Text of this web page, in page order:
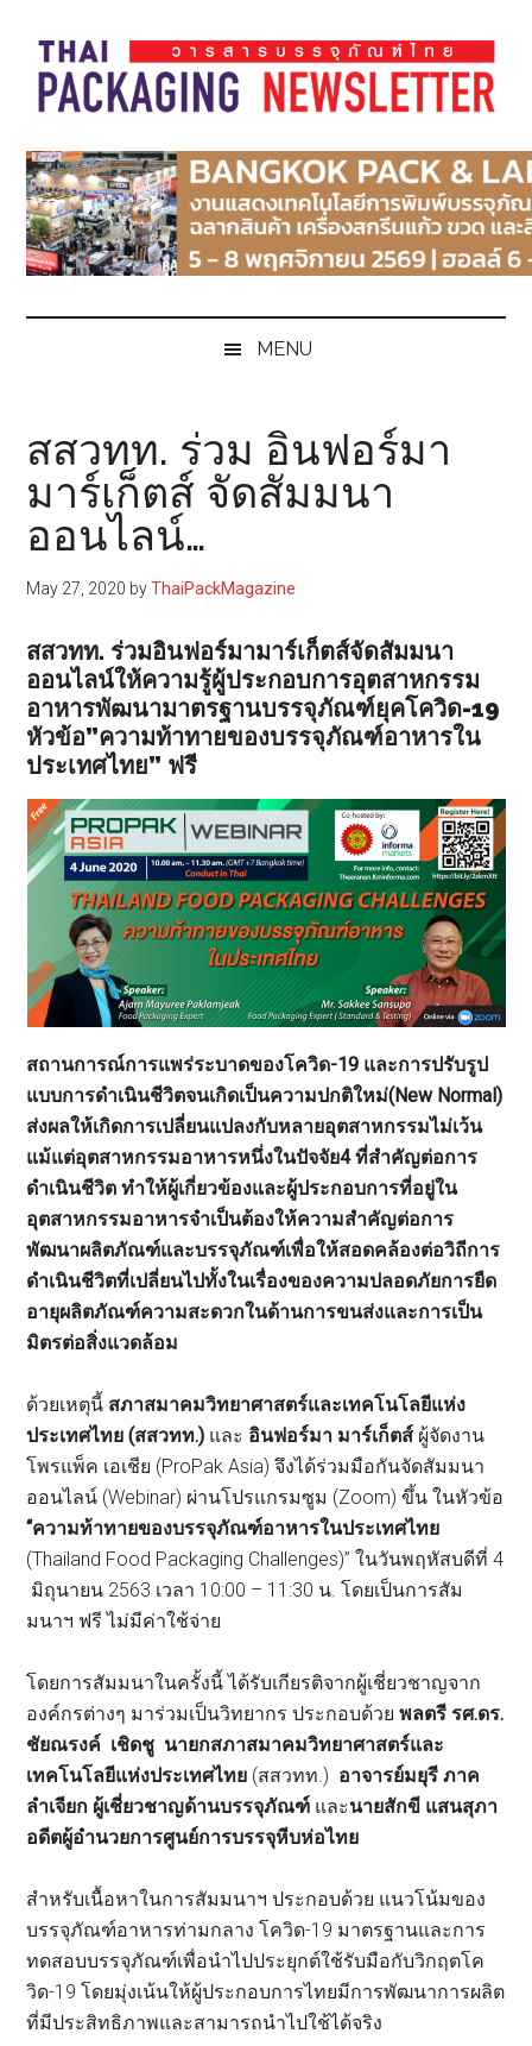
main
content
secondary
menu
primary
sidebar
footer
Thai
Pack
Magazine
Pack
Magazine
MENU
สสวทท. ร่วม อินฟอร์มา
มาร์เก็ตส์ จัดสัมมนา
ออนไลน์…
May 27, 2020 byThaiPackMagazine
สสวทท. ร่วมอินฟอร์มามาร์เก็ตส์จัดสัมมนา
ออนไลน์ให้ความรู้ผู้ประกอบการอุตสาหกรรม
อาหารพัฒนามาตรฐานบรรจุภัณฑ์ยุคโควิด-19
หัวข้อ”ความท้าทายของบรรจุภัณฑ์อาหารใน
ประเทศไทย” ฟรี
สถานการณ์การแพร่ระบาดของโควิด-19 และการปรับรูป
แบบการดำเนินชีวิตจนเกิดเป็นความปกติใหม่(New Normal)
ส่งผลให้เกิดการเปลี่ยนแปลงกับหลายอุตสาหกรรมไม่เว้น
แม้แต่อุตสาหกรรมอาหารหนึ่งในปัจจัย4ที่สำคัญต่อการ
ดำเนินชีวิต ทำให้ผู้เกี่ยวข้องและผู้ประกอบการที่อยู่ใน
อุตสาหกรรมอาหารจำเป็นต้องให้ความสำคัญต่อการ
พัฒนาผลิตภัณฑ์และบรรจุภัณฑ์เพื่อให้สอดคล้องต่อวิถีการ
ดำเนินชีวิตที่เปลี่ยนไปทั้งในเรื่องของความปลอดภัยการยืด
อายุผลิตภัณฑ์ความสะดวกในด้านการขนส่งและการเป็น
มิตรต่อสิ่งแวดล้อม
ด้วยเหตุนี้ สภาสมาคมวิทยาศาสตร์และเทคโนโลยีแห่ง
ประเทศไทย(สสวทท.) และ อินฟอร์มา มาร์เก็ตส์ ผู้จัดงาน
โพรแพ็ค เอเชีย (ProPak Asia) จึงได้ร่วมมือกันจัดสัมมนา
ออนไลน์ (Webinar) ผ่านโปรแกรมซูม (Zoom) ขึ้น ในหัวข้อ
“ความท้าทายของบรรจุภัณฑ์อาหารในประเทศไทย
(Thailand Food Packaging Challenges)” ในวันพฤหัสบดีที่ 4
มิถุนายน 2563 เวลา 10:00 – 11:30 น. โดยเป็นการสัม
มนาฯ ฟรี ไม่มีค่าใช้จ่าย
โดยการสัมมนาในครั้งนี้ ได้รับเกียรติจากผู้เชี่ยวชาญจาก
องค์กรต่างๆ มาร่วมเป็นวิทยากร ประกอบด้วยพลตรี รศ.ดร.
ชัยณรงค์ เชิดชู นายกสภาสมาคมวิทยาศาสตร์และ
เทคโนโลยีแห่งประเทศไทย (สสวทท.) อาจารย์มยุรี ภาค
ลำเจียก ผู้เชี่ยวชาญด้านบรรจุภัณฑ์ และนายสักขี แสนสุภา
อดีตผู้อำนวยการศูนย์การบรรจุหีบห่อไทย
สำหรับเนื้อหาในการสัมมนาฯ ประกอบด้วย แนวโน้มของ
บรรจุภัณฑ์อาหารท่ามกลาง โควิด-19 มาตรฐานและการ
ทดสอบบรรจุภัณฑ์เพื่อนำไปประยุกต์ใช้รับมือกับวิกฤตโค
วิด-19 โดยมุ่งเน้นให้ผู้ประกอบการไทยมีการพัฒนาการผลิต
ที่มีประสิทธิภาพและสามารถนำไปใช้ได้จริง